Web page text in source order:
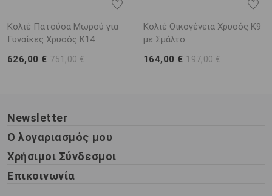
Κολιέ Πατούσα Μωρού για
Γυναίκες Χρυσός K14
626,00 €751,00 €
Κολιέ Οικογένεια Χρυσός Κ9
με Σμάλτο
164,00 €197,00 €
Newsletter
Ο λογαριασμός μου
Χρήσιμοι Σύνδεσμοι
Επικοινωνία